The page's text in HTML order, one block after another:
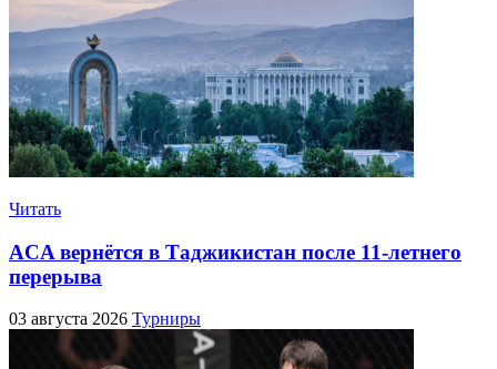
Читать
ACA вернётся в Таджикистан после 11-летнего
перерыва
03 августа 2026 Турниры